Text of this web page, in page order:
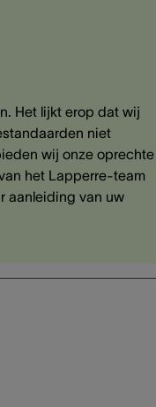
Het lijkt erop dat wij
niet
wij onze oprechte
het Lapperre-team
aanleiding van uw